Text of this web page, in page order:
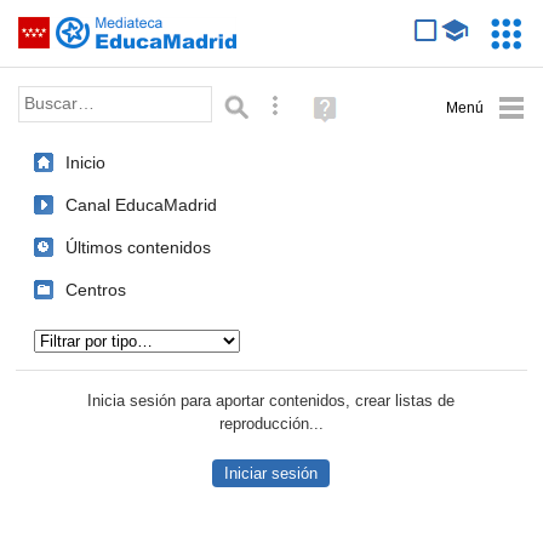
Saltar navegación
Palabra o frase: Búsqueda avanzada
Ayuda
(en
Inicio
Canal EducaMadrid
Últimos contenidos
Centros
Inicia sesión para aportar contenidos, crear listas de
reproducción...
Iniciar sesión